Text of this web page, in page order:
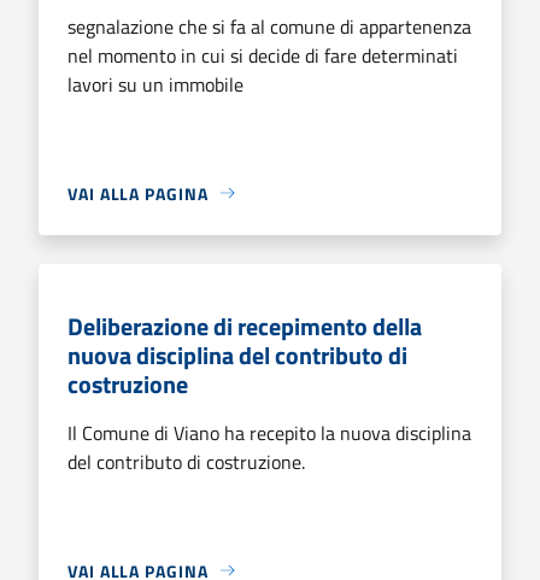
segnalazione che si fa al comune di appartenenza
nel momento in cui si decide di fare determinati
lavori su un immobile
VAI ALLA PAGINA
Deliberazione di recepimento della
nuova disciplina del contributo di
costruzione
Il Comune di Viano ha recepito la nuova disciplina
del contributo di costruzione.
VAI ALLA PAGINA